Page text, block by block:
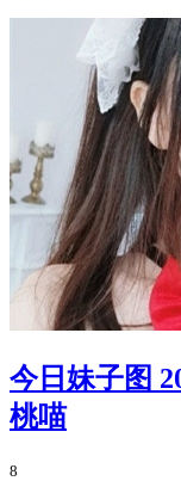
今日妹子图
桃喵
8